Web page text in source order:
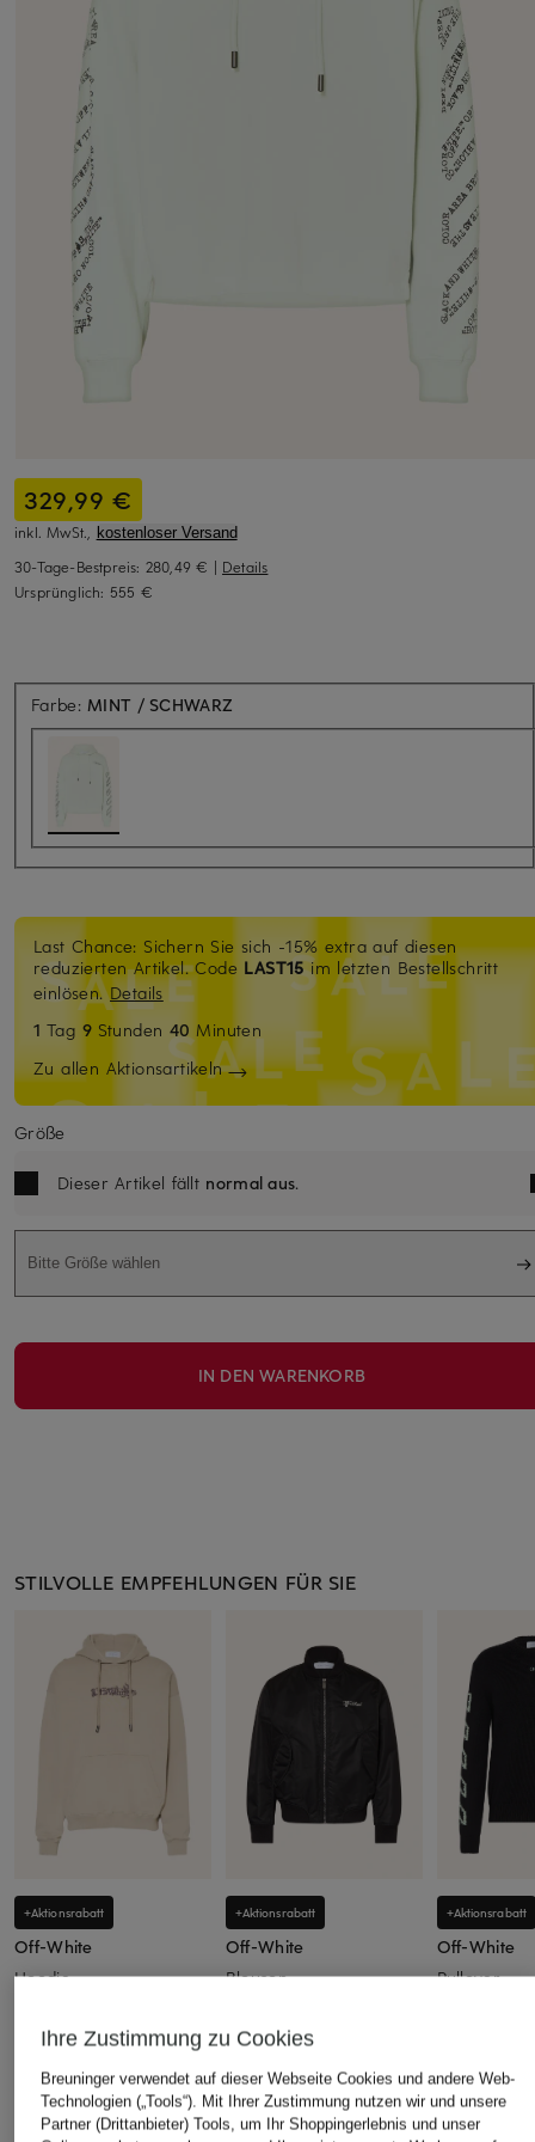
329,99 €
inkl. MwSt., kostenloser Versand
30-Tage-Bestpreis: 280,49 € | Details
Ursprünglich: 555 €
Farbe: MINT / SCHWARZ
Last Chance: Sichern Sie sich -15% extra auf diesen
reduzierten Artikel. Code LAST15im letzten Bestellschritt
einlösen.Details
1 Tag 9 Stunden 40 Minuten
Zu allen Aktionsartikeln
Größe
Dieser Artikel fällt normal aus.
Bitte Größe wählen
IN DEN WARENKORB
STILVOLLE EMPFEHLUNGEN FÜR SIE
+Aktionsrabatt
Off-White
Hoodie
Bestpreis:220,99 €
+Aktionsrabatt
Off-White
Blouson
Bestpreis:730,15 €
+Aktionsrabatt
Off-White
Pullover
Ihre Zustimmung zu Cookies
Breuninger verwendet auf dieser Webseite Cookies und andere Web-
Technologien („Tools“). Mit Ihrer Zustimmung nutzen wir und unsere
Partner (Drittanbieter) Tools, um Ihr Shoppingerlebnis und unser